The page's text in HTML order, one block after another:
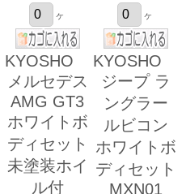
ヶ ヶ
KYOSHO
メルセデス
AMG GT3
ホワイトボ
ディセット
未塗装ホイ
ル付
KYOSHO
ジープ ラ
ングラー
ルビコン
ホワイトボ
ディセット
MXN01